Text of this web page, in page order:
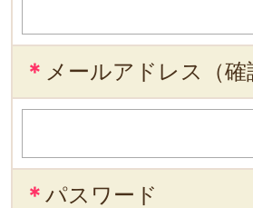
＊ メールアドレス（確
＊ パスワード